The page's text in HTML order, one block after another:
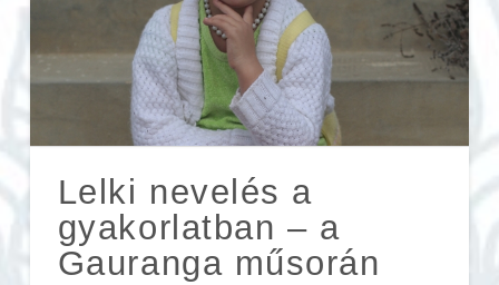
Lelki nevelés a
gyakorlatban – a
Gauranga műsorán